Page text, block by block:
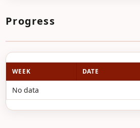
Progress
WEEK DATE
No data